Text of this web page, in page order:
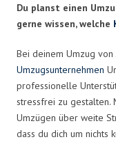
Du planst einen
gerne wissen, welche
Bei deinem Umzug von
Umzugsunternehmen
professionelle
stressfrei zu gestalten.
Umzügen über weite
dass du dich um nichts